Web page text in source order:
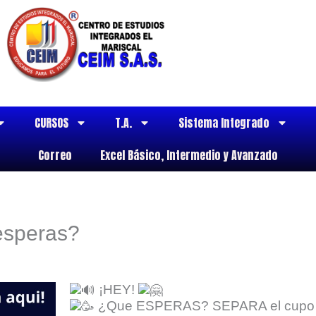
CURSOS T.A. Sistema Integrado
Correo
Excel Básico, Intermedio y Avanzado
¡HEY!
¿Que ESPERAS? SEPARA el